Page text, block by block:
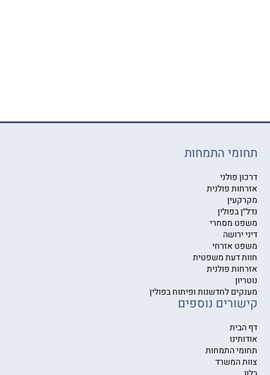
תחומי התמחות
דרכון פולני
אזרחות פולנית
מקרקעין
נדל״ן בפולין
משפט מסחרי
דיני ירושה
משפט אזרחי
חוות דעת משפטית
אזרחות פולנית
נוטריון
מענקים לחדשנות ופיתוח בפולין
קישורים נוספים
דף הבית
אודותינו
תחומי התמחות
צוות המשרד